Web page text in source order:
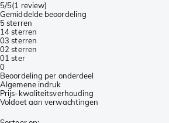
5/5(1 review)
Gemiddelde beoordeling
5 sterren
14 sterren
03 sterren
02 sterren
01 ster
0
Beoordeling per onderdeel
Algemene indruk
Prijs-kwaliteitsverhouding
Voldoet aan verwachtingen